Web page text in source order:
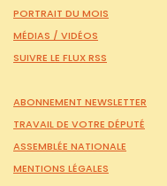
PORTRAIT DU MOIS
MÉDIAS / VIDÉOS
SUIVRE LE FLUX RSS
ABONNEMENT NEWSLETTER
TRAVAIL DE VOTRE DÉPUTÉ
ASSEMBLÉE NATIONALE
MENTIONS LÉGALES